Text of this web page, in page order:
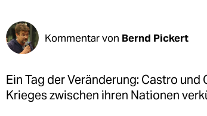
Kommentar von Bernd Pickert
Ein Tag der Veränderung: Castro
Krieges zwischen ihren Nationen